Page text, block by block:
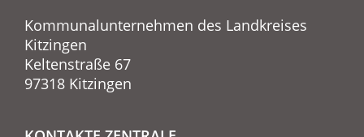
Kommunalunternehmen des Landkreises
Kitzingen
Keltenstraße 67
97318 Kitzingen